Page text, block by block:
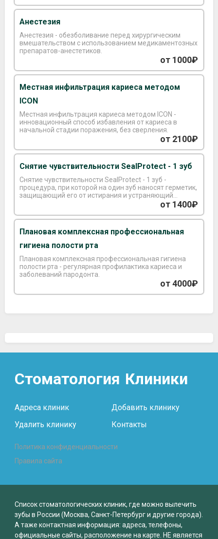
Анестезия
Анестезия - обезболивание перед хирургическим
вмешательством с использованием медикаментозных
препаратов-анестетиков.
от 1000₽
Местная инфильтрация кариеса методом
ICON
Местная инфильтрация кариеса методом ICON -
инновационный способ избавления от кариеса в
начальной стадии поражения, без сверления.
от 2100₽
Снятие чувствительности SealProtect - 1 зуб
Снятие чувствительности SealProtect - 1 зуб -
процедура, при которой на один зуб наносят герметик,
защищающий его от истирания и устраняющий
повышенную чувствительность корней зубов.от 1400₽
Плановая комплексная профессиональная
гигиена полости рта
Плановая комплексная профессиональная гигиена
полости рта - регулярная профилактика кариеса и
заболеваний пародонта.
от 4000₽
Стоматология Клиники
Адреса клиник
Добавить клинику
Удалить клинику
Контакты
Политика конфиденциальности
Правила сайта
Список стоматологических клиник, где можно вылечить
зубы в России (Москва, Санкт-Петербург и другие города).
А таже контактная информация: адреса, телефоны,
официальные сайты, расположение на карте. НЕ является